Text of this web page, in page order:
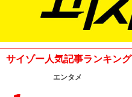
サイゾー人気記事ランキング
エンタメ